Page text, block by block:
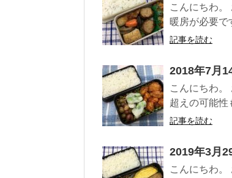
こんにちわ。
暖房が必要で
記事を読む
2018年7月
こんにちわ
超えの可能性
記事を読む
2019年3月
こんにちわ